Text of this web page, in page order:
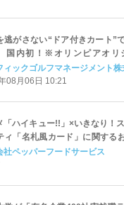
逃がさない“ドア付きカート”
内初！※オリンピアオリ
エアコンカート）」導入 |
ィックゴルフマネージメント株
08月06日 10:21
「ハイキュー!!」×いきなり！
ィ「名札風カード」に関する
ついてのご案内
社ペッパーフードサービス